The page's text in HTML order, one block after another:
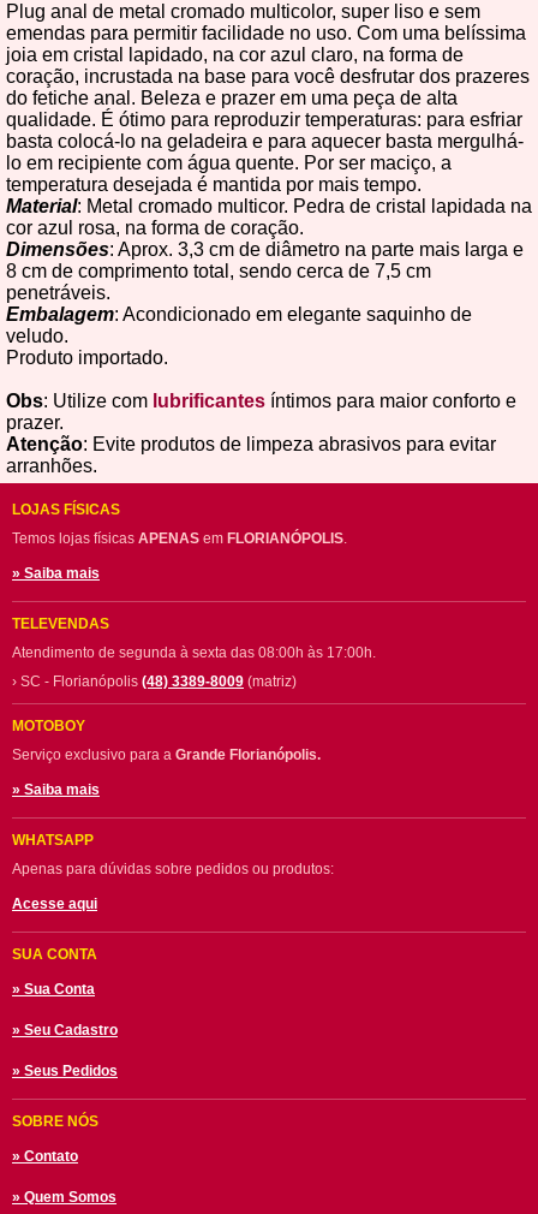
Plug anal de metal cromado multicolor, super liso e sem
emendas para permitir facilidade no uso. Com uma belíssima
joia em cristal lapidado, na cor azul claro, na forma de
coração, incrustada na base para você desfrutar dos prazeres
do fetiche anal. Beleza e prazer em uma peça de alta
qualidade. É ótimo para reproduzir temperaturas: para esfriar
basta colocá-lo na geladeira e para aquecer basta mergulhá-
lo em recipiente com água quente. Por ser maciço, a
temperatura desejada é mantida por mais tempo.
Material: Metal cromado multicor. Pedra de cristal lapidada na
cor azul rosa, na forma de coração.
Dimensões: Aprox. 3,3 cm de diâmetro na parte mais larga e
8 cm de comprimento total, sendo cerca de 7,5 cm
penetráveis.
Embalagem: Acondicionado em elegante saquinho de
veludo.
Produto importado.
Obs: Utilize com lubrificantes íntimos para maior conforto e
prazer.
Atenção: Evite produtos de limpeza abrasivos para evitar
arranhões.
LOJAS FÍSICAS
Temos lojas físicas APENAS em FLORIANÓPOLIS.
» Saiba mais
TELEVENDAS
Atendimento de segunda à sexta das 08:00h às 17:00h.
› SC - Florianópolis (48) 3389-8009 (matriz)
MOTOBOY
Serviço exclusivo para a Grande Florianópolis.
» Saiba mais
WHATSAPP
Apenas para dúvidas sobre pedidos ou produtos:
Acesse aqui
SUA CONTA
» Sua Conta
» Seu Cadastro
» Seus Pedidos
SOBRE NÓS
» Contato
» Quem Somos